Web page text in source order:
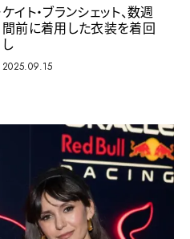
ケイト・ブランシェット、数週
間前に着用した衣装を着回
し
2025.09.15